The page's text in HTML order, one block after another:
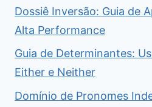
Dossiê Inversão: Guia de
Alta Performance
Guia de Determinantes:
Either e Neither
Domínio de Pronomes